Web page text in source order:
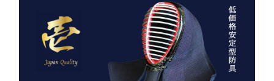
袴、その風合いをぜひご体
感ください。
「見た目だけ」では終わら
せない、本物の品質があり
ます。
ただ運ぶための袋ではあり